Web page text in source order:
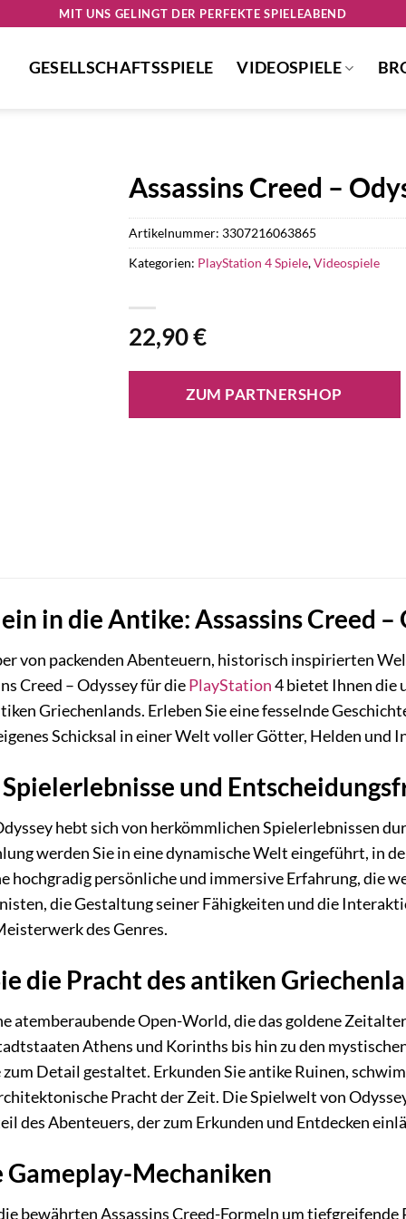
MIT UNS GELINGT DER PERFEKTE SPIELEABEND
GESELLSCHAFTSSPIELE VIDEOSPIELE
Assassins Creed –
22,90€
ZUM PARTNERSHOP
Artikelnummer: 3307216063865
Kategorien: PlayStation 4 Spiele,Videospiele
in die Antike: Assassins Creed –
von packenden Abenteuern, historisch inspirierten
Creed – Odyssey für diePlayStation4 bietet Ihnen die
Griechenlands. Erleben Sie eine fesselnde
Schicksal in einer Welt voller Götter, Helden und
und
hebt sich von herkömmlichen Spielerlebnissen
werden Sie in eine dynamische Welt eingeführt, in
hochgradig persönliche und immersive Erfahrung, die
die Gestaltung seiner Fähigkeiten und die
des Genres.
die Pracht des antiken
atemberaubende Open-World, die das goldene
Athens und Korinths bis hin zu den
Detail gestaltet. Erkunden Sie antike Ruinen,
Pracht der Zeit. Die Spielwelt von
des Abenteuers, der zum Erkunden und Entdecken
Gameplay-Mechaniken
bewährten Assassins Creed-Formeln um tiefgreifende